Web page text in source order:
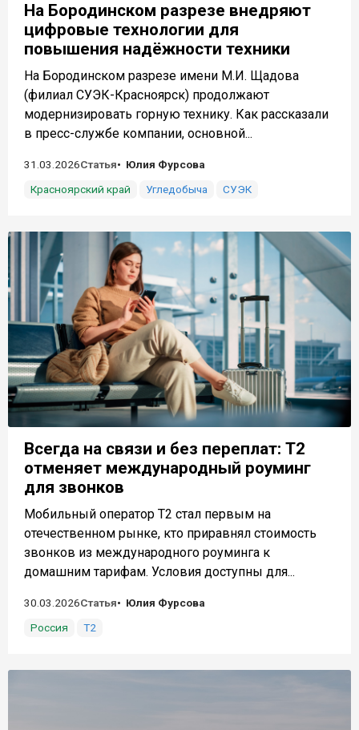
На Бородинском разрезе внедряют
цифровые технологии для
повышения надёжности техники
На Бородинском разрезе имени М.И. Щадова
(филиал СУЭК-Красноярск) продолжают
модернизировать горную технику. Как рассказали
в пресс-службе компании, основной...
31.03.2026Статья
Юлия Фурсова
Красноярский край
Угледобыча СУЭК
Всегда на связи и без переплат: T2
отменяет международный роуминг
для звонков
Мобильный оператор T2 стал первым на
отечественном рынке, кто приравнял стоимость
звонков из международного роуминга к
домашним тарифам. Условия доступны для...
30.03.2026Статья
Юлия Фурсова
Россия
Т2